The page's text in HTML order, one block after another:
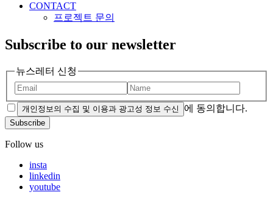
CONTACT
프로젝트 문의
Subscribe to our newsletter
뉴스레터 신청
개인정보의 수집 및 이용과 광고성 정보 수신 에 동의합니다.
Subscribe
Follow us
insta
linkedin
youtube